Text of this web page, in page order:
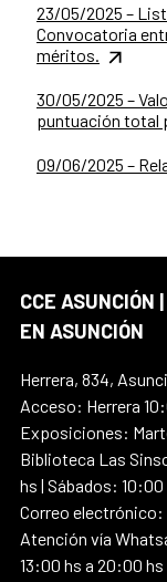
23/05/2025 –
Convocatoria
méritos.
30/05/2025 –
puntuación total
09/06/2025 –
CCE ASUNCIÓN
EN ASUNCIÓN
Herrera, 834,
Acceso: Herrera
Exposiciones:
Biblioteca Las
hs | Sábados: 10:00
Correo
Atención vía
13:00 hs a 20:00 hs